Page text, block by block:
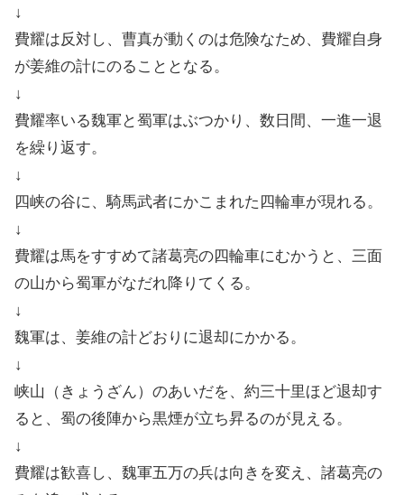
↓
費耀は反対し、曹真が動くのは危険なため、費耀自身
が姜維の計にのることとなる。
↓
費耀率いる魏軍と蜀軍はぶつかり、数日間、一進一退
を繰り返す。
↓
四峡の谷に、騎馬武者にかこまれた四輪車が現れる。
↓
費耀は馬をすすめて諸葛亮の四輪車にむかうと、三面
の山から蜀軍がなだれ降りてくる。
↓
魏軍は、姜維の計どおりに退却にかかる。
↓
峡山（きょうざん）のあいだを、約三十里ほど退却す
ると、蜀の後陣から黒煙が立ち昇るのが見える。
↓
費耀は歓喜し、魏軍五万の兵は向きを変え、諸葛亮の